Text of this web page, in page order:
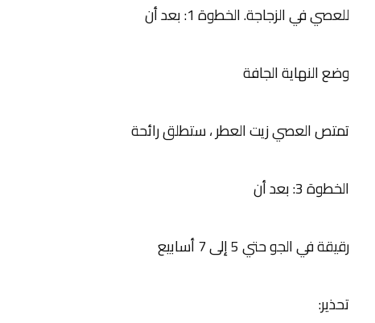
للعصي في الزجاجة. الخطوة 1: بعد أن
وضع النهاية الجافة
تمتص العصي زيت العطر ، ستطلق رائحة
الخطوة 3: بعد أن
رقيقة في الجو حتي 5 إلى 7 أسابيع
تحذير: